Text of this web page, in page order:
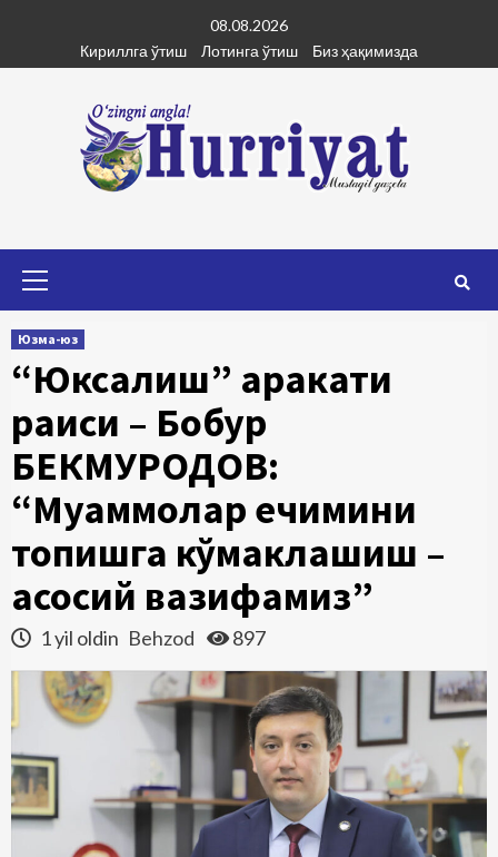
content
08.08.2026
Кириллга ўтиш
Лотинга ўтиш Биз ҳақимизда
Юзма-юз
“Юксалиш” ҳаракати
раиси – Бобур
БЕКМУРОДОВ:
“Муаммолар ечимини
топишга кўмаклашиш –
асосий вазифамиз”
1 yil oldin Behzod 897